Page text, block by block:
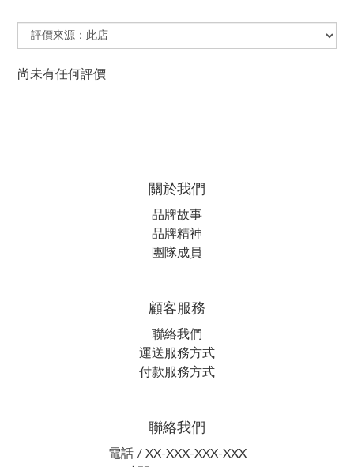
尚未有任何評價
關於我們
品牌故事
品牌精神
團隊成員
顧客服務
聯絡我們
運送服務方式
付款服務方式
聯絡我們
電話 / XX-XXX-XXX-XXX